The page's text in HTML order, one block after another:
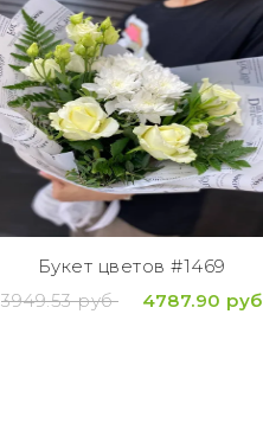
Букет цветов #1469
3949.53 руб
4787.90 руб